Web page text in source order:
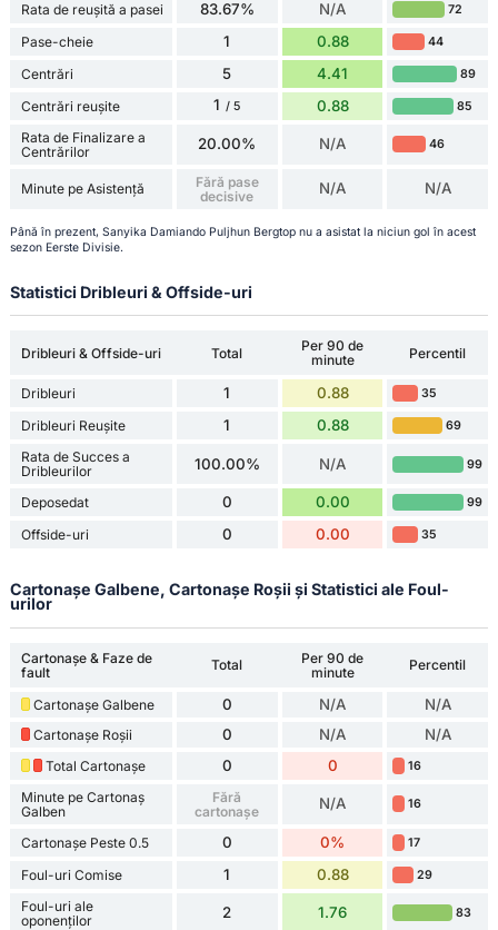
Rata de reușită a pasei 83.67% N/A 72
Pase-cheie 1 0.88 44
Centrări 5 4.41 89
Centrări reușite 1 / 5 0.88 85
Rata de Finalizare a
Centrărilor
20.00% N/A 46
Minute pe Asistență
Fără pase
decisive
N/A N/A
Până în prezent, Sanyika Damiando Puljhun Bergtop nu a asistat la niciun gol în acest
sezon Eerste Divisie.
Statistici Dribleuri & Offside-uri
Dribleuri & Offside-uri Total
Per 90 de
minute
Percentil
Dribleuri 1 0.88 35
Dribleuri Reușite 1 0.88 69
Rata de Succes a
Dribleurilor
100.00% N/A 99
Deposedat 0 0.00 99
Offside-uri 0 0.00 35
Cartonașe Galbene, Cartonașe Roșii și Statistici ale Foul-
urilor
Cartonașe & Faze de
fault
Total
Per 90 de
minute
Percentil
Cartonașe Galbene 0 N/A N/A
Cartonașe Roșii 0 N/A N/A
Total Cartonașe 0 0 16
Minute pe Cartonaș
Galben
Fără
cartonașe
N/A 16
Cartonașe Peste 0.5 0 0% 17
Foul-uri Comise 1 0.88 29
Foul-uri ale
oponenților
2 1.76 83